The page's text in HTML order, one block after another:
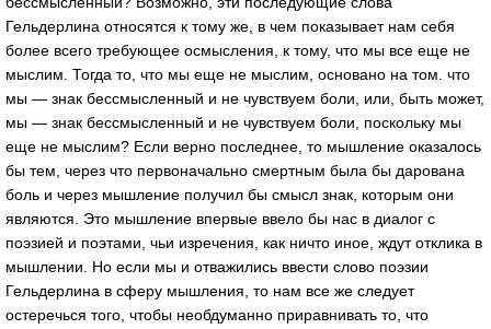
Гельдерлина относятся к тому же, в чем показывает нам себя
более всего требующее осмысления, к тому, что мы все еще не
мыслим. Тогда то, что мы еще не мыслим, основано на том. что
мы — знак бессмысленный и не чувствуем боли, или, быть может,
мы — знак бессмысленный и не чувствуем боли, поскольку мы
еще не мыслим? Если верно последнее, то мышление оказалось
бы тем, через что первоначально смертным была бы дарована
боль и через мышление получил бы смысл знак, которым они
являются. Это мышление впервые ввело бы нас в диалог с
поэзией и поэтами, чьи изречения, как ничто иное, ждут отклика в
мышлении. Но если мы и отважились ввести слово поэзии
Гельдерлина в сферу мышления, то нам все же следует
остеречься того, чтобы необдуманно приравнивать то, что